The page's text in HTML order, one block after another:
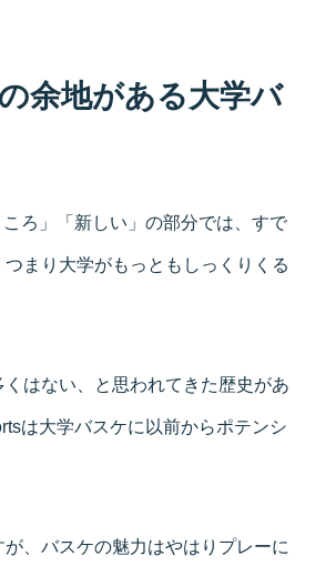
余地がある大学バ
ろ」「新しい」の部分では、すで
まり大学がもっともしっくりくる
はない、と思われてきた歴史があ
は大学バスケに以前からポテンシ
、バスケの魅力はやはりプレーに